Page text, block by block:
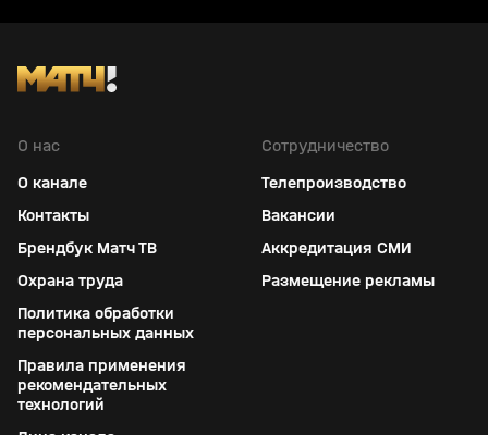
О нас
О канале
Контакты
Брендбук Матч ТВ
Охрана труда
Политика обработки
персональных данных
Правила применения
рекомендательных
технологий
Сотрудничество
Телепроизводство
Вакансии
Аккредитация СМИ
Размещение рекламы